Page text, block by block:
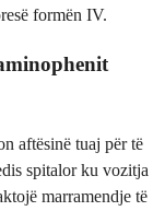
formën IV.
aftësinë tuaj për të
spitalor ku vozitja
marramendje të